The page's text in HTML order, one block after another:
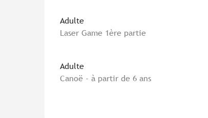
Adulte
Laser Game 1ère partie
Adulte
Canoë - à partir de 6 ans